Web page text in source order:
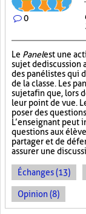
0
Le Panelest une
sujet de discussion
des panélistes qui
de la classe. Les
sujet afin que, lors
leur point de vue.
poser des
L’enseignant peut
questions aux
partager et de
assurer une
Échanges (13)
Opinion (8)